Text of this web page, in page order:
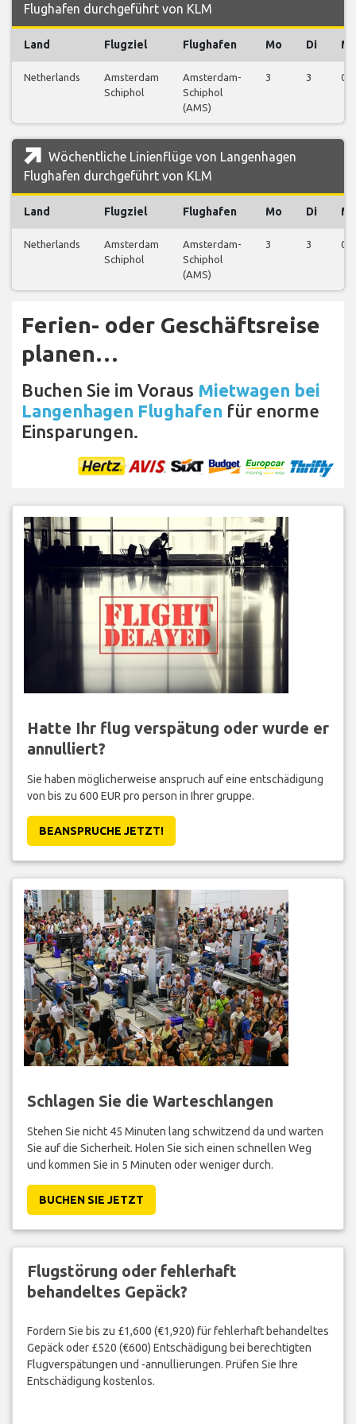
Flughafen durchgeführt von KLM
Land Flugziel Flughafen Mo Di Mi
Netherlands
Amsterdam
Schiphol
Amsterdam-
Schiphol
(AMS)
3 3 0
Wöchentliche Linienflüge von Langenhagen
Flughafen durchgeführt von KLM
Land Flugziel Flughafen Mo Di Mi
Netherlands
Amsterdam
Schiphol
Amsterdam-
Schiphol
(AMS)
3 3 0
Ferien- oder Geschäftsreise
planen…
Buchen Sie im Voraus Mietwagen bei
Langenhagen Flughafen für enorme
Einsparungen.
Hatte Ihr flug verspätung oder wurde er
annulliert?
Sie haben möglicherweise anspruch auf eine entschädigung
von bis zu 600 EUR pro person in Ihrer gruppe.
BEANSPRUCHE JETZT!
Schlagen Sie die Warteschlangen
Stehen Sie nicht 45 Minuten lang schwitzend da und warten
Sie auf die Sicherheit. Holen Sie sich einen schnellen Weg
und kommen Sie in 5 Minuten oder weniger durch.
BUCHEN SIE JETZT
Flugstörung oder fehlerhaft
behandeltes Gepäck?
Fordern Sie bis zu £1,600 (€1,920) für fehlerhaft behandeltes
Gepäck oder £520 (€600) Entschädigung bei berechtigten
Flugverspätungen und -annullierungen. Prüfen Sie Ihre
Entschädigung kostenlos.